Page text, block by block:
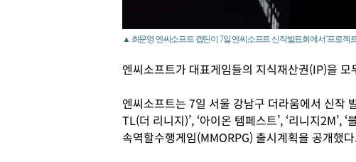
▲ 최문영 엔씨소프트 캡틴이 7일 엔씨소프트 신작발표회에서 '프로젝
엔씨소프트가 대표게임들의 지식재산권(IP)을
엔씨소프트는 7일 서울 강남구 더라움에서 신작
TL(더 리니지)’, ‘아이온 템페스트’, ‘리니지2M’,
속역할수행게임(MMORPG) 출시계획을 공개했